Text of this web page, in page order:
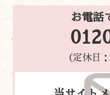
お電話
（定休日